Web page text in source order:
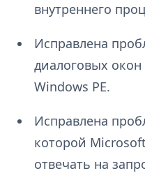
внутреннего
Исправлена
диалоговых окон
Windows PE.
Исправлена
которой
отвечать на